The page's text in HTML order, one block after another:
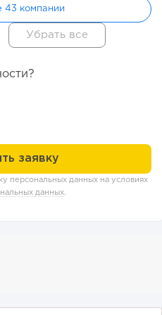
0
43 компании
персональных данных на условиях
данных